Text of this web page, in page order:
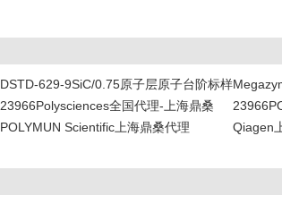
DSTD-629-9SiC/0.75原子层原子台阶标样
23966Polysciences全国代理-上海鼎桑
POLYMUN Scientific上海鼎桑代理
Qiagen